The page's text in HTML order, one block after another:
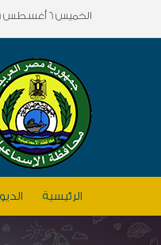
الخميس 6 أغسطس 2026, 6:29:00 ص
الرئيسية